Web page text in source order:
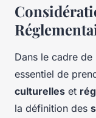
Dans le cadre de
essentiel de
culturelles et
la définition des